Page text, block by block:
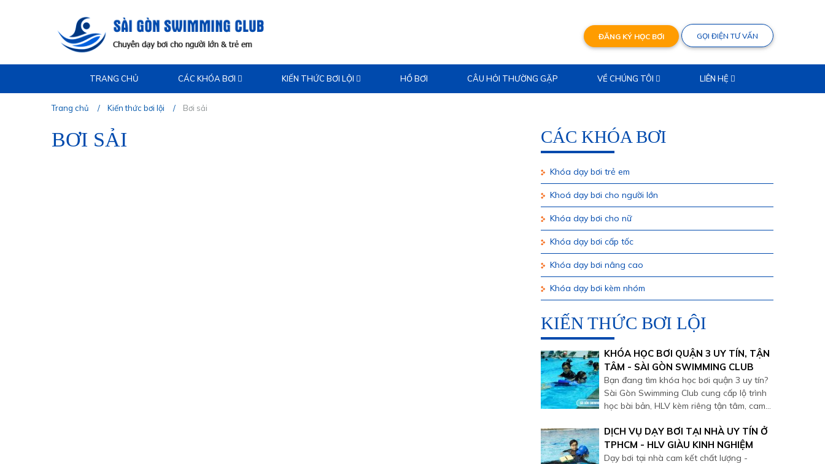
ĐĂNG KÝ HỌC BƠI GỌI ĐIỆN TƯ VẤN
TRANG CHỦ CÁC KHÓA BƠI KIẾN THỨC BƠI LỘI HỒ BƠI CÂU HỎI THƯỜNG GẶP VỀ CHÚNG TÔI LIÊN HỆ
Trang chủ Kiến thức bơi lội Bơi sải
BƠI SẢI CÁC KHÓA BƠI
Khóa dạy bơi trẻ em
Khoá dạy bơi cho người lớn
Khóa dạy bơi cho nữ
Khóa dạy bơi cấp tốc
Khóa dạy bơi nâng cao
Khóa dạy bơi kèm nhóm
KIẾN THỨC BƠI LỘI
KHÓA HỌC BƠI QUẬN 3 UY TÍN, TẬN
TÂM - SÀI GÒN SWIMMING CLUB
Bạn đang tìm khóa học bơi quận 3 uy tín?
Sài Gòn Swimming Club cung cấp lộ trình
học bài bản, HLV kèm riêng tận tâm, cam
hợp cho trẻ em, người lớn và người sợ
nước. An toàn – hiệu quả – tiến bộ từng
buổi.
DỊCH VỤ DẠY BƠI TẠI NHÀ UY TÍN Ở
TPHCM - HLV GIÀU KINH NGHIỆM
Dạy bơi tại nhà cam kết chất lượng -